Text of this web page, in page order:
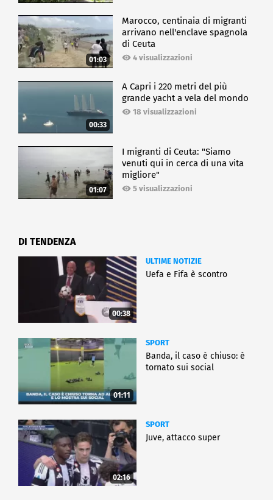
01:03
Marocco, centinaia di migranti
arrivano nell'enclave spagnola
di Ceuta
4 visualizzazioni
00:33
A Capri i 220 metri del più
grande yacht a vela del mondo
18 visualizzazioni
01:07
I migranti di Ceuta: "Siamo
venuti qui in cerca di una vita
migliore"
5 visualizzazioni
DI TENDENZA
00:38
ULTIME NOTIZIE
Uefa e Fifa è scontro
01:11
SPORT
Banda, il caso è chiuso: è
tornato sui social
02:16
SPORT
Juve, attacco super